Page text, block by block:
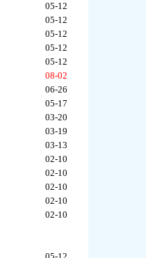
05-12
05-12
05-12
05-12
05-12
08-02
06-26
05-17
03-20
03-19
03-13
02-10
02-10
02-10
02-10
02-10